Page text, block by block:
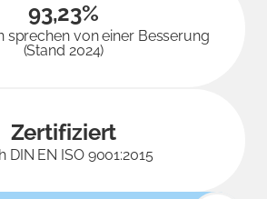
93,23%
sprechen von einer Besserung
(Stand 2024)
Zertifiziert
DIN EN ISO 9001:2015